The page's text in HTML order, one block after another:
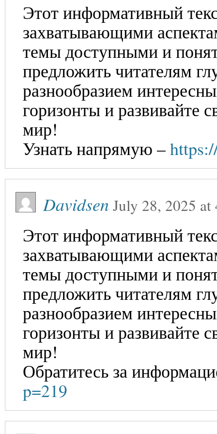
Этот информативный
захватывающими
темы доступными и
предложить читателям
разнообразием
горизонты и развивайте
мир!
Узнать напрямую –
Davidsen July 28, 2025 at
Этот информативный
захватывающими
темы доступными и
предложить читателям
разнообразием
горизонты и развивайте
мир!
Обратитесь за
p=219